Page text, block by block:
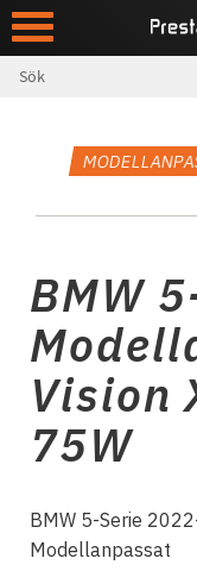
Meny
BMW
Vision
75W
BMW 5-Serie
Modellanpassat